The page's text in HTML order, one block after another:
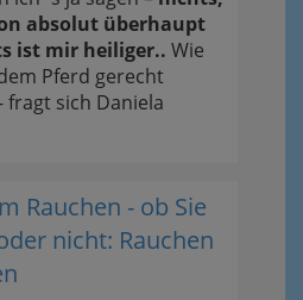
absolut überhaupt
ist mir heiliger.. Wie
Pferd gerecht
fragt sich Daniela
Rauchen - ob Sie
nicht: Rauchen